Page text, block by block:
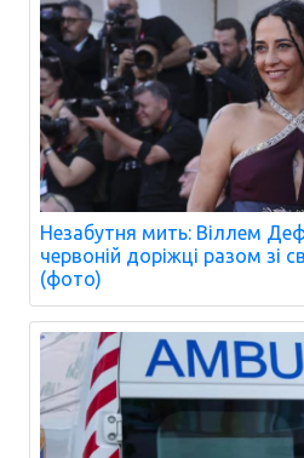
Незабутня мить: Віллем
червоній доріжці разом зі
(фото)